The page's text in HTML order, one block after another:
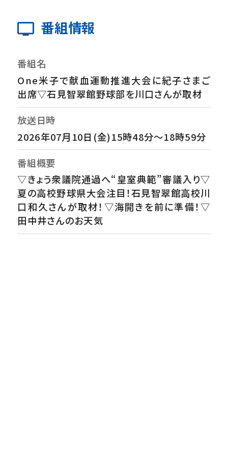
番組情報
番組名
One米子で献血運動推進大会に紀子さまご
出席▽石見智翠館野球部を川口さんが取材
放送日時
2026年07月10日(金)15時48分～18時59分
番組概要
▽きょう衆議院通過へ“皇室典範”審議入り▽
夏の高校野球県大会注目！石見智翠館高校川
口和久さんが取材！▽海開きを前に準備！▽
田中井さんのお天気